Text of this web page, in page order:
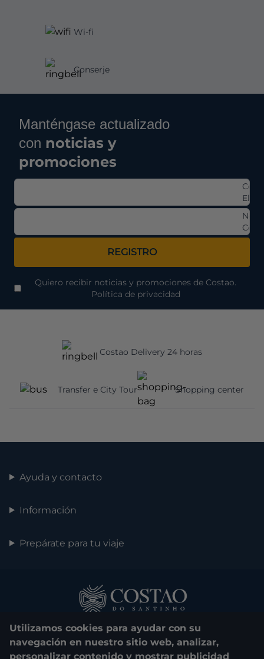
Utilizamos cookies para ayudar con su
navegación en nuestro sitio web, analizar,
personalizar contenido y mostrar publicidad
Wi-fi
Conserje
Manténgase actualizado
con noticias y
promociones
REGISTRO
Quiero recibir noticias y promociones de Costao.
Política de privacidad
Costao Delivery 24 horas
Transfer e City Tour Shopping center
Ayuda y contacto
Información
Prepárate para tu viaje